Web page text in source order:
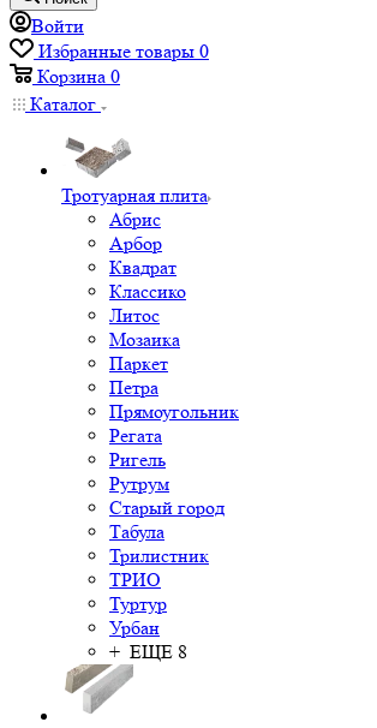
Войти
Избранные товары 0
Корзина 0
Каталог
Тротуарная плита
Абрис
Арбор
Квадрат
Классико
Литос
Мозаика
Паркет
Петра
Прямоугольник
Регата
Ригель
Рутрум
Старый город
Табула
Трилистник
ТРИО
Туртур
Урбан
+ ЕЩЕ 8